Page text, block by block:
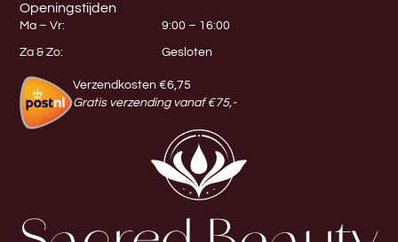
Openingstijden
Ma – Vr: 9:00 – 16:00
Za & Zo: Gesloten
Verzendkosten €6,75
Gratis verzending vanaf €75,-